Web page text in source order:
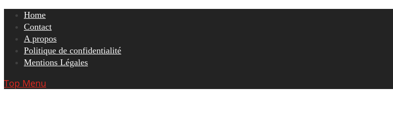
Skip
content
Home
Contact
A propos
Politique de confidentialité
Mentions Légales
Top Menu